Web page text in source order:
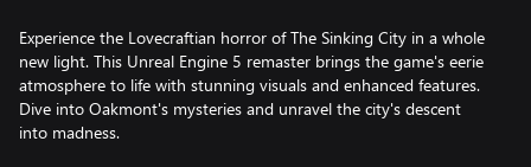
Experience the Lovecraftian horror of The Sinking City in a whole
new light. This Unreal Engine 5 remaster brings the game's eerie
atmosphere to life with stunning visuals and enhanced features.
Dive into Oakmont's mysteries and unravel the city's descent
into madness.